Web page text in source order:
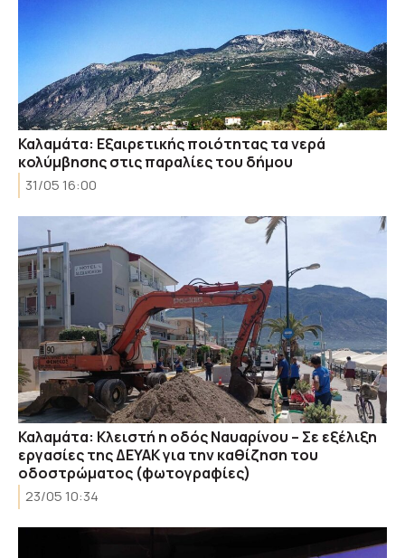
Καλαμάτα: Εξαιρετικής ποιότητας τα νερά
κολύμβησης στις παραλίες του δήμου
31/05 16:00
Καλαμάτα: Κλειστή η οδός Ναυαρίνου – Σε εξέλιξη
εργασίες της ΔΕΥΑΚ για την καθίζηση του
οδοστρώματος (φωτογραφίες)
23/05 10:34